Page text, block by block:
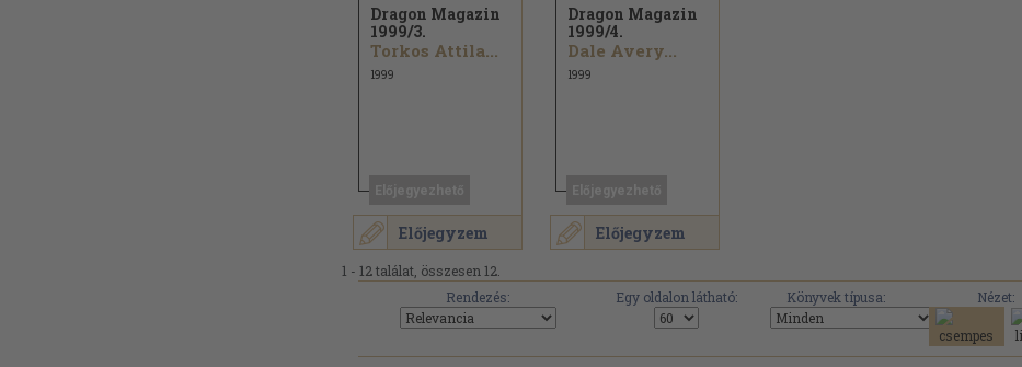
Előjegyzem
Dragon Magazin
1999/3.
Torkos Attila...
1999
Előjegyzem
Dragon Magazin
1999/4.
Dale Avery...
1999
1 - 12 találat, összesen 12.
Rendezés:
Egy oldalon látható: Könyvek típusa:
Nézet: